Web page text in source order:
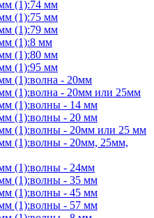
(1):74 мм
(1):75 мм
(1):79 мм
(1):8 мм
(1):80 мм
(1):95 мм
(1):волна - 20мм
(1):волна - 20мм или 25мм
(1):волны - 14 мм
(1):волны - 20 мм
(1):волны - 20мм или 25 мм
(1):волны - 20мм, 25мм,
(1):волны - 24мм
(1):волны - 35 мм
(1):волны - 45 мм
(1):волны - 57 мм